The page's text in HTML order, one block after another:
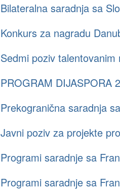
Bilateralna saradnja sa
Konkurs za nagradu
Sedmi poziv
PROGRAM DIJASPORA
Prekogranična saradnja
Javni poziv za projekte
Programi saradnje sa
Programi saradnje sa